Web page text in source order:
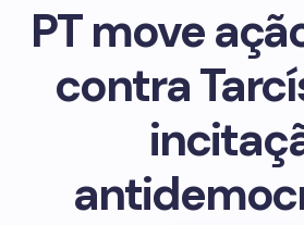
PT move
contra